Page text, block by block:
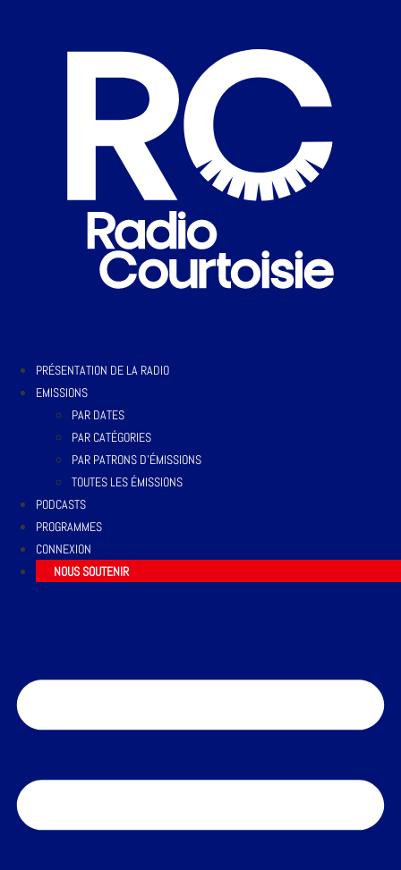
PRÉSENTATION DE LA RADIO
EMISSIONS
PAR DATES
PAR CATÉGORIES
PAR PATRONS D’ÉMISSIONS
TOUTES LES ÉMISSIONS
PODCASTS
PROGRAMMES
CONNEXION
NOUS SOUTENIR